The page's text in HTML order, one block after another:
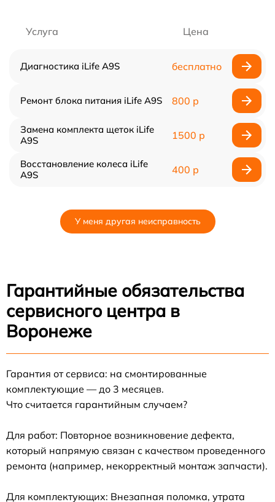
Услуга Цена
Диагностика iLife A9S бесплатно
Ремонт блока питания iLife A9S 800 р
Замена комплекта щеток iLife
A9S
1500 р
Восстановление колеса iLife
A9S
400 р
У меня другая неисправность
Гарантийные обязательства
сервисного центра в
Воронеже
Гарантия от сервиса: на смонтированные
комплектующие — до 3 месяцев.
Что считается гарантийным случаем?
Для работ: Повторное возникновение дефекта,
который напрямую связан с качеством проведенного
ремонта (например, некорректный монтаж запчасти).
Для комплектующих: Внезапная поломка, утрата